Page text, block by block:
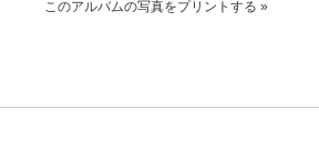
このアルバムの写真をプリントする »